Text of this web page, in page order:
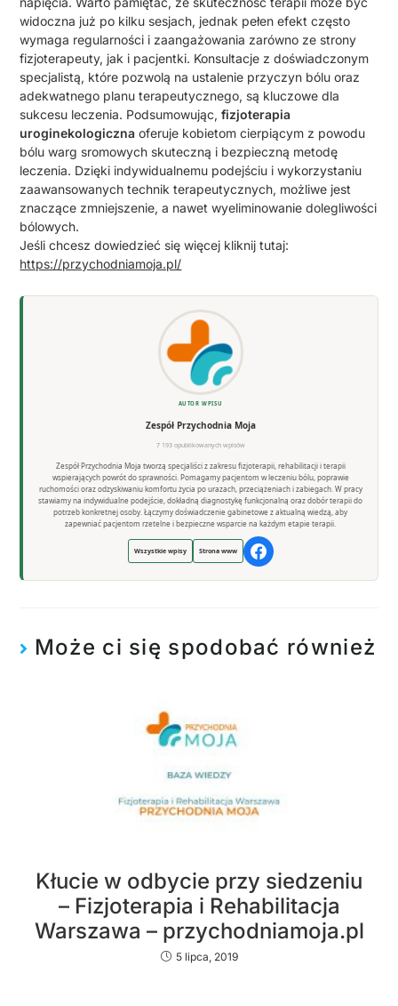
widoczna już po kilku sesjach, jednak pełen efekt często
wymaga regularności i zaangażowania zarówno ze strony
fizjoterapeuty, jak i pacjentki. Konsultacje z doświadczonym
specjalistą, które pozwolą na ustalenie przyczyn bólu oraz
adekwatnego planu terapeutycznego, są kluczowe dla
sukcesu leczenia. Podsumowując,fizjoterapia
uroginekologiczna oferuje kobietom cierpiącym z powodu
bólu warg sromowych skuteczną i bezpieczną metodę
leczenia. Dzięki indywidualnemu podejściu i wykorzystaniu
zaawansowanych technik terapeutycznych, możliwe jest
znaczące zmniejszenie, a nawet wyeliminowanie dolegliwości
bólowych.
Jeśli chcesz dowiedzieć się więcej kliknij tutaj:
https://przychodniamoja.pl/
AUTOR WPISU
Zespół Przychodnia Moja
7 193 opublikowanych wpisów
Zespół Przychodnia Moja tworzą specjaliści z zakresu fizjoterapii, rehabilitacji i terapii
wspierających powrót do sprawności. Pomagamy pacjentom w leczeniu bólu, poprawie
ruchomości oraz odzyskiwaniu komfortu życia po urazach, przeciążeniach i zabiegach. W pracy
stawiamy na indywidualne podejście, dokładną diagnostykę funkcjonalną oraz dobór terapii do
potrzeb konkretnej osoby. Łączymy doświadczenie gabinetowe z aktualną wiedzą, aby
zapewniać pacjentom rzetelne i bezpieczne wsparcie na każdym etapie terapii.
Wszystkie wpisy Strona www
Może ci się spodobać również
Kłucie w odbycie przy siedzeniu
– Fizjoterapia i Rehabilitacja
Warszawa – przychodniamoja.pl
5 lipca, 2019